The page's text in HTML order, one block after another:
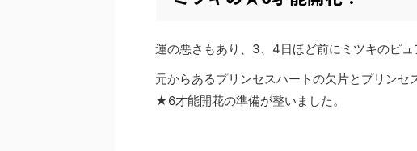
運の悪さもあり、3、4日ほど前にミツキのピュ
元からあるプリンセスハートの欠片とプリン
★6才能開花の準備が整いました。